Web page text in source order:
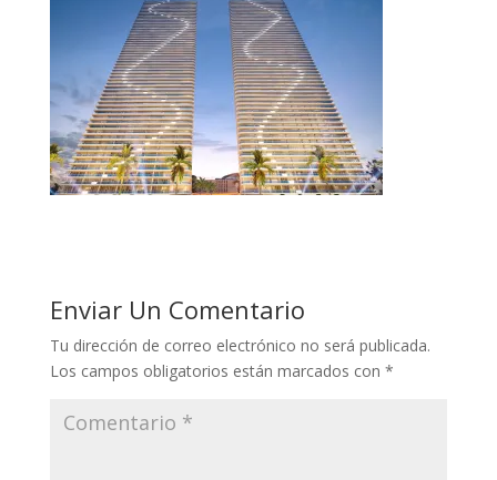
Enviar Un Comentario
Tu dirección de correo electrónico no será publicada.
Los campos obligatorios están marcados con *